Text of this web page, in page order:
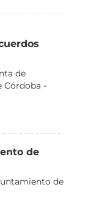
de
Córdoba -
de
de